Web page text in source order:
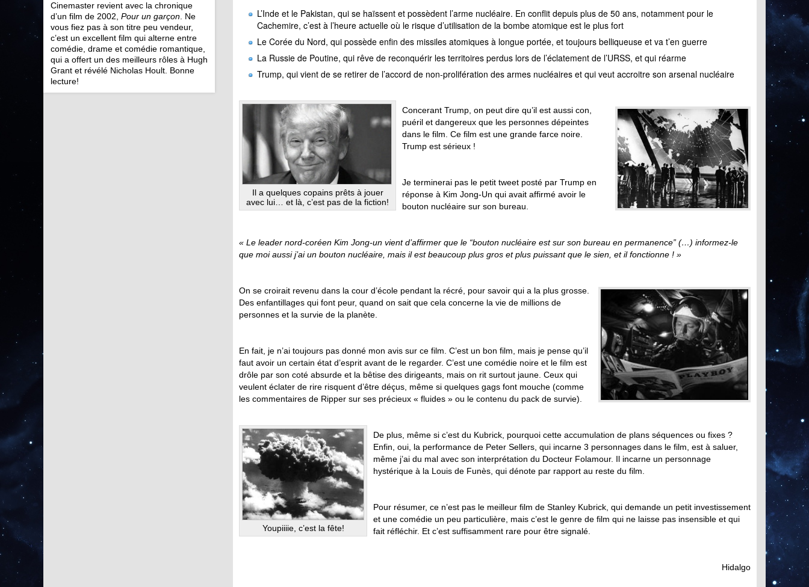
L’Inde et le Pakistan, qui se haïssent et possèdent l’arme nucléaire. En conflit depuis plus de 50 ans, notamment pour le
Cachemire, c’est à l’heure actuelle où le risque d’utilisation de la bombe atomique est le plus fort
Le Corée du Nord, qui possède enfin des missiles atomiques à longue portée, et toujours belliqueuse et va t’en guerre
La Russie de Poutine, qui rêve de reconquérir les territoires perdus lors de l’éclatement de l’URSS, et qui réarme
Trump, qui vient de se retirer de l’accord de non-prolifération des armes nucléaires et qui veut accroitre son arsenal nucléaire
Il a quelques copains prêts à jouer
avec lui… et là, c’est pas de la fiction!
Concerant Trump, on peut dire qu’il est aussi con,
puéril et dangereux que les personnes dépeintes
dans le film. Ce film est une grande farce noire.
Trump est sérieux !
Je terminerai pas le petit tweet posté par Trump en
réponse à Kim Jong-Un qui avait affirmé avoir le
bouton nucléaire sur son bureau.
« Le leader nord-coréen Kim Jong-un vient d’affirmer que le “bouton nucléaire est sur son bureau en permanence” (…) informez-le
que moi aussi j’ai un bouton nucléaire, mais il est beaucoup plus gros et plus puissant que le sien, et il fonctionne ! »
On se croirait revenu dans la cour d’école pendant la récré, pour savoir qui a la plus grosse.
Des enfantillages qui font peur, quand on sait que cela concerne la vie de millions de
personnes et la survie de la planète.
En fait, je n’ai toujours pas donné mon avis sur ce film. C’est un bon film, mais je pense qu’il
faut avoir un certain état d’esprit avant de le regarder. C’est une comédie noire et le film est
drôle par son coté absurde et la bêtise des dirigeants, mais on rit surtout jaune. Ceux qui
veulent éclater de rire risquent d’être déçus, même si quelques gags font mouche (comme
les commentaires de Ripper sur ses précieux « fluides » ou le contenu du pack de survie).
Youpiiiie, c’est la fête!
De plus, même si c’est du Kubrick, pourquoi cette accumulation de plans séquences ou fixes ?
Enfin, oui, la performance de Peter Sellers, qui incarne 3 personnages dans le film, est à saluer,
même j’ai du mal avec son interprétation du Docteur Folamour. Il incarne un personnage
hystérique à la Louis de Funès, qui dénote par rapport au reste du film.
Pour résumer, ce n’est pas le meilleur film de Stanley Kubrick, qui demande un petit investissement
et une comédie un peu particulière, mais c’est le genre de film qui ne laisse pas insensible et qui
fait réfléchir. Et c’est suffisamment rare pour être signalé.
Hidalgo
Cinemaster revient avec la chronique
d’un film de 2002, Pour un garçon . Ne
vous fiez pas à son titre peu vendeur,
c’est un excellent film qui alterne entre
comédie, drame et comédie romantique,
qui a offert un des meilleurs rôles à Hugh
Grant et révélé Nicholas Hoult. Bonne
lecture!